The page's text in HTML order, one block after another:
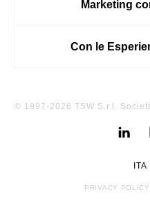
Marketing
Con le
© 1997-2026 TSW S.r.l.
ITA
PRIVACY POLICY